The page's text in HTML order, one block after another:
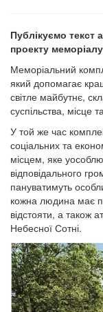
Публікуємо текст
проекту
Меморіальний
який допомагає
світле майбутнє,
суспільства, місце
У той же час
соціальних та
місцем, яке
відповідального
пануватимуть
кожна людина має
відстояти, а також
Небесної Сотні.